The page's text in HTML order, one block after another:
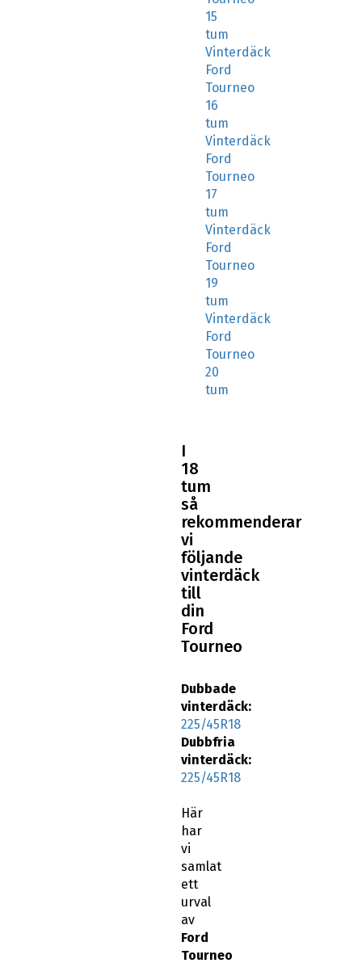
tum
Vinterdäck
Ford
Tourneo
16
tum
Vinterdäck
Ford
Tourneo
17
tum
Vinterdäck
Ford
Tourneo
19
tum
Vinterdäck
Ford
Tourneo
20
tum
18
tum
så
rekommenderar
vi
följande
vinterdäck
till
din
Ford
Tourneo
vinterdäck:
225/45R18
Dubbfria
vinterdäck:
225/45R18
har
vi
samlat
ett
urval
av
Ford
Tourneo
18